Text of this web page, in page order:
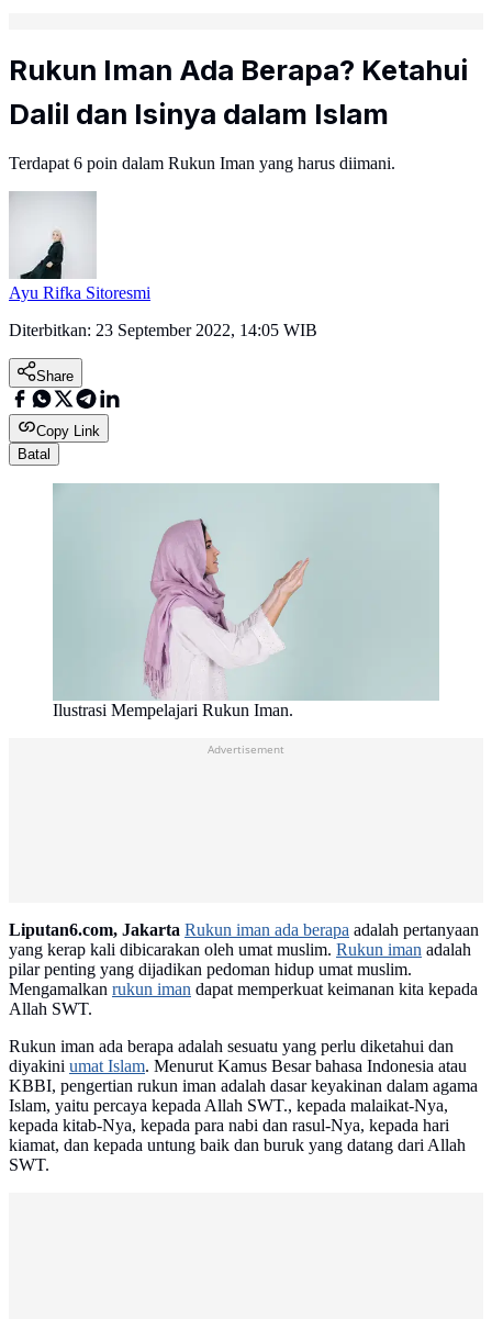
Rukun Iman Ada Berapa? Ketahui
Dalil dan Isinya dalam Islam
Terdapat 6 poin dalam Rukun Iman yang harus diimani.
Ayu Rifka Sitoresmi
Diterbitkan: 23 September 2022, 14:05 WIB
Share
Copy Link
Batal
Ilustrasi Mempelajari Rukun Iman.
Advertisement
Liputan6.com, Jakarta Rukun iman ada berapa adalah pertanyaan
yang kerap kali dibicarakan oleh umat muslim. Rukun iman adalah
pilar penting yang dijadikan pedoman hidup umat muslim.
Mengamalkan rukun iman dapat memperkuat keimanan kita kepada
Allah SWT.
Rukun iman ada berapa adalah sesuatu yang perlu diketahui dan
diyakini umat Islam. Menurut Kamus Besar bahasa Indonesia atau
KBBI, pengertian rukun iman adalah dasar keyakinan dalam agama
Islam, yaitu percaya kepada Allah SWT., kepada malaikat-Nya,
kepada kitab-Nya, kepada para nabi dan rasul-Nya, kepada hari
kiamat, dan kepada untung baik dan buruk yang datang dari Allah
SWT.